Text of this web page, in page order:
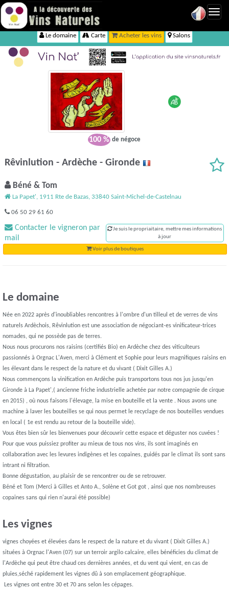
Le domaine Carte Acheter les vins Salons
100 % de négoce
Rêvinlution - Ardèche - Gironde
Béné & Tom
La Papet', 1911 Rte de Bazas, 33840 Saint-Michel-de-Castelnau
06 50 29 61 60
Contacter le vigneron par
mail
Je suis le propriaitaire, mettre mes informations
à jour
Voir plus de boutiques
Le domaine
Née en 2022 après d'inoubliables rencontres à l'ombre d'un tilleul et de verres de vins
naturels Ardèchois, Rêvinlution est une association de négociant-es vinificateur-trices
nomades, qui ne possède pas de terres.
Nous nous procurons nos raisins (certifiés Bio) en Ardèche chez des viticulteurs
passionnés à Orgnac L'Aven, merci à Clément et Sophie pour leurs magnifiques raisins en
les élevant dans le respect de la nature et du vivant ( Dixit Gilles A.)
Nous commençons la vinification en Ardèche puis transportons tous nos jus jusqu'en
Gironde à La Papet',( ancienne friche industrielle achetée par notre compagnie de cirque
en 2015) , où nous faisons l'élevage, la mise en bouteille et la vente . Nous avons une
machine à laver les bouteilles se qui nous permet le recyclage de nos bouteilles vendues
en local ( 1e est rendu au retour de la bouteille vide).
Vous êtes bien sûr les bienvenues pour découvrir cette espace et déguster nos cuvées !
Pour que vous puissiez profiter au mieux de tous nos vins, ils sont imaginés en
collaboration avec les levures indigènes et les copaines, guidés par le climat ils sont sans
intrant ni filtration.
Bonne dégustation, au plaisir de se rencontrer ou de se retrouver.
Béné et Tom (Merci à Gilles et Anto A., Solène et Got got , ainsi que nos nombreuses
copaines sans qui rien n'aurai été possible)
Les vignes
vignes choyées et élevées dans le respect de la nature et du vivant ( Dixit Gilles A.)
situées à Orgnac l'Aven (07) sur un terroir argilo calcaire, elles bénéficies du climat de
l'Ardèche qui peut être chaud ces dernières années, et du vent qui vient, en cas de
pluies,séché rapidement les vignes dû à son emplacement géographique.
Les vignes ont entre 30 et 70 ans selon les cépages.